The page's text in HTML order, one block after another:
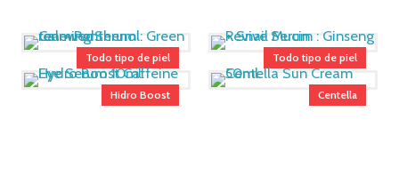
Todo tipo de piel Todo tipo de piel
Hidro Boost Centella